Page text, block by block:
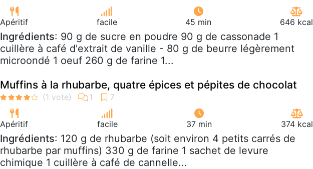
Apéritif facile 45 min 646 kcal
Ingrédients: 90 g de sucre en poudre 90 g de cassonade 1
cuillère à café d'extrait de vanille - 80 g de beurre légèrement
microondé 1 oeuf 260 g de farine 1...
Muffins à la rhubarbe, quatre épices et pépites de chocolat
Apéritif facile 37 min 374 kcal
Ingrédients: 120 g de rhubarbe (soit environ 4 petits carrés de
rhubarbe par muffins) 330 g de farine 1 sachet de levure
chimique 1 cuillère à café de cannelle...